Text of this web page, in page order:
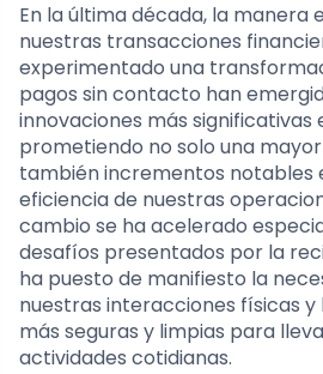
En la última década, la manera
nuestras transacciones
experimentado una
pagos sin contacto han
innovaciones más significativas
prometiendo no solo una
también incrementos notables
eficiencia de nuestras
cambio se ha acelerado
desafíos presentados por la
ha puesto de manifiesto la
nuestras interacciones físicas
más seguras y limpias para
actividades cotidianas.